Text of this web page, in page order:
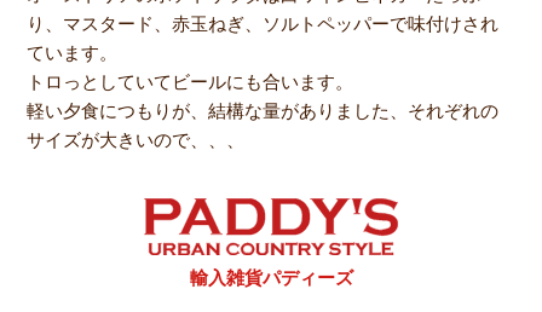
り、マスタード、赤玉ねぎ、ソルトペッパーで味付けされ
ています。
トロっとしていてビールにも合います。
軽い夕食につもりが、結構な量がありました、それぞれの
サイズが大きいので、、、
輸入雑貨パディーズ